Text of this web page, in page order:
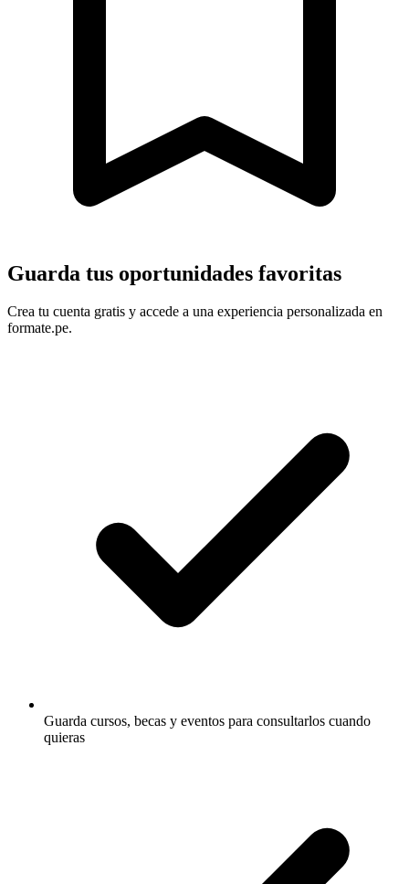
Guarda tus oportunidades favoritas
Crea tu cuenta gratis y accede a una experiencia personalizada en
formate.pe.
Guarda cursos, becas y eventos para consultarlos cuando
quieras